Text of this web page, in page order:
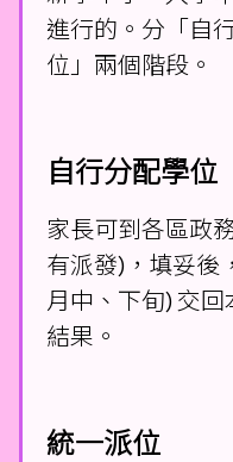
進行的。分「自
位」兩個階段。
自行分配學位
家長可到各區政
有派發)，填妥後
月中、下旬) 交回
結果。
統一派位